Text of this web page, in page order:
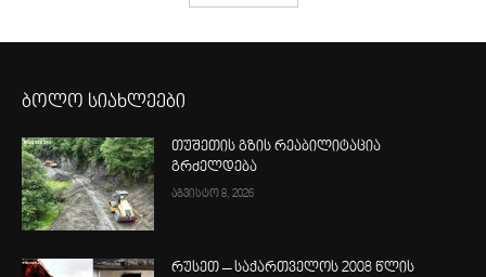
ბოლო სიახლეები
თუშეთის გზის რეაბილიტაცია
გრძელდება
აგვისტო 8, 2026
რუსეთ – საქართველოს 2008 წლის